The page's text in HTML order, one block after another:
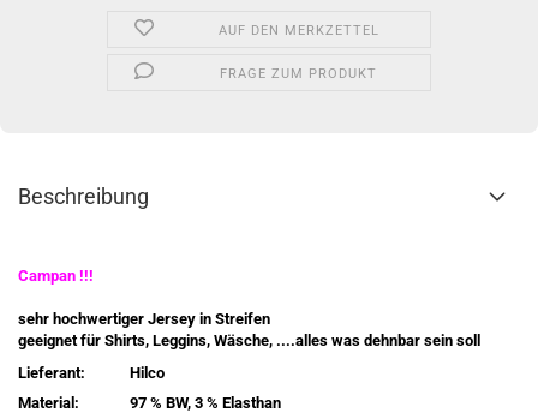
AUF DEN MERKZETTEL
FRAGE ZUM PRODUKT
Beschreibung
Campan !!!
sehr hochwertiger Jersey in Streifen
geeignet für Shirts, Leggins, Wäsche, ....alles was dehnbar sein soll
Lieferant:
Hilco
Material:
97 % BW, 3 % Elasthan